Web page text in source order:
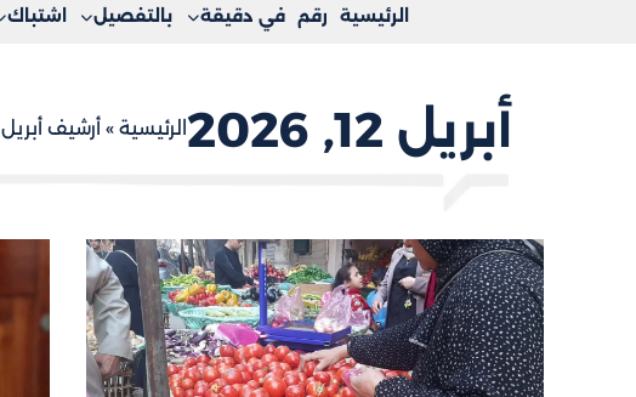
الرئيسية رقم في دقيقة بالتفصيل اشتباك
أبريل 12, 2026 الرئيسية » أرشيف أبريل 12, 2026